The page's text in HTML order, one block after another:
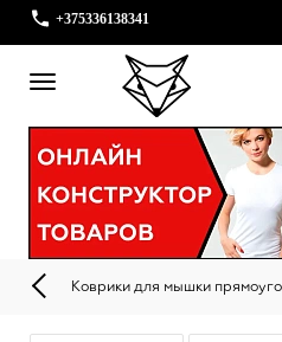
+375336138341
Коврики для мышки